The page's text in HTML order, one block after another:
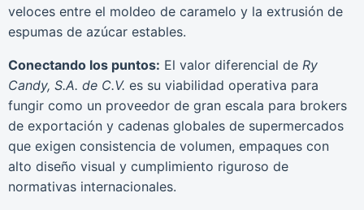
veloces entre el moldeo de caramelo y la extrusión de
espumas de azúcar estables.
Conectando los puntos: El valor diferencial de Ry
Candy, S.A. de C.V. es su viabilidad operativa para
fungir como un proveedor de gran escala para brokers
de exportación y cadenas globales de supermercados
que exigen consistencia de volumen, empaques con
alto diseño visual y cumplimiento riguroso de
normativas internacionales.